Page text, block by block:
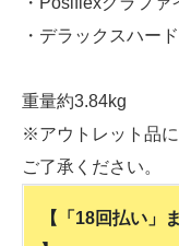
・デラックスハー
重量約3.84kg
※アウトレット品
ご了承ください。
【「18回払い」